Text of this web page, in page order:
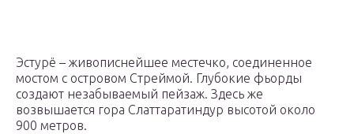
Эстурё – живописнейшее местечко, соединенное
мостом с островом Стреймой. Глубокие фьорды
создают незабываемый пейзаж. Здесь же
возвышается гора Слаттаратиндур высотой около
900 метров.